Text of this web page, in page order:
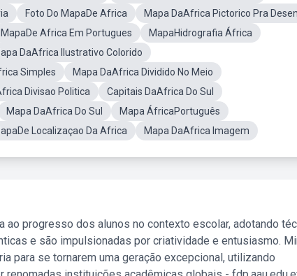
Foto Do MapaDe Africa
Mapa DaAfrica Pictorico Pra
MapaDe Africa Em Portugues
MapaHidrografia África
DaAfrica Ilustrativo Colorido
Simples
Mapa DaAfrica Dividido No Meio
Divisao Politica
Capitais DaAfrica Do Sul
Mapa DaAfrica Do Sul
Mapa ÁfricaPortuguês
Localizaçao Da Africa Mapa DaAfrica Imagem
ao progresso dos alunos no contexto escolar, adotando
e são impulsionadas por criatividade e entusiasmo.
para se tornarem uma geração excepcional, utilizando